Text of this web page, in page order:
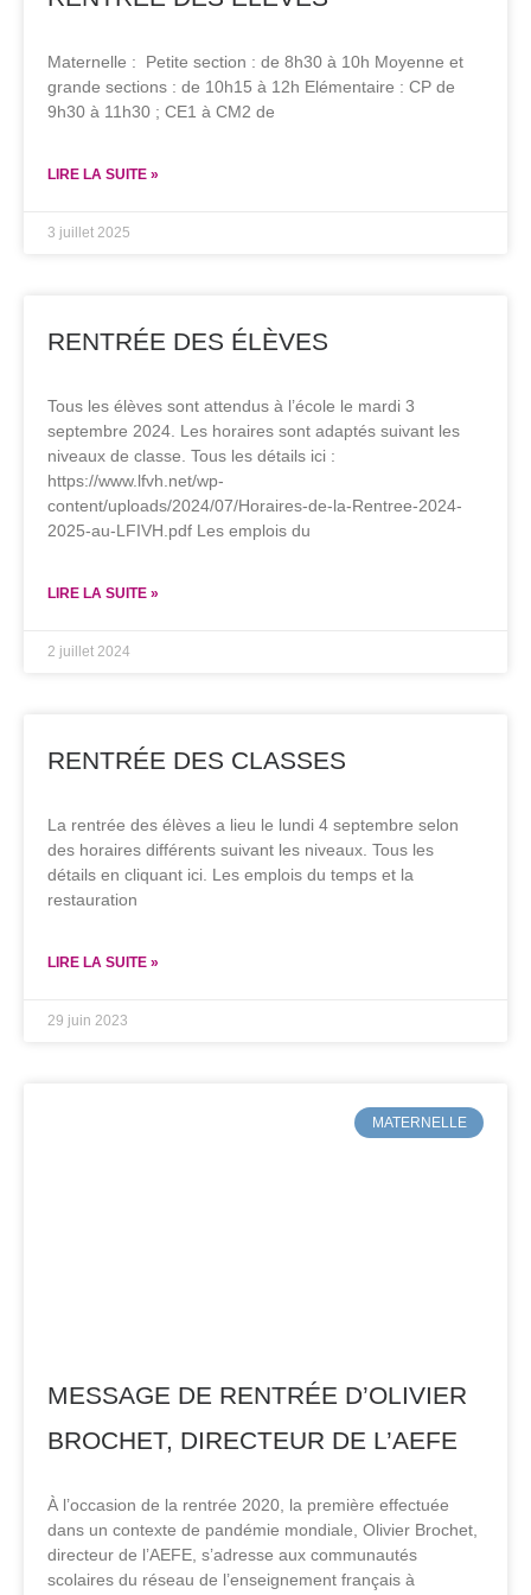
Maternelle : Petite section : de 8h30 à 10h Moyenne et
grande sections : de 10h15 à 12h Elémentaire : CP de
9h30 à 11h30 ; CE1 à CM2 de
LIRE LA SUITE »
3 juillet 2025
RENTRÉE DES ÉLÈVES
Tous les élèves sont attendus à l’école le mardi 3
septembre 2024. Les horaires sont adaptés suivant les
niveaux de classe. Tous les détails ici :
https://www.lfvh.net/wp-
content/uploads/2024/07/Horaires-de-la-Rentree-2024-
2025-au-LFIVH.pdf Les emplois du
LIRE LA SUITE »
2 juillet 2024
RENTRÉE DES CLASSES
La rentrée des élèves a lieu le lundi 4 septembre selon
des horaires différents suivant les niveaux. Tous les
détails en cliquant ici. Les emplois du temps et la
restauration
LIRE LA SUITE »
29 juin 2023
MATERNELLE
MESSAGE DE RENTRÉE D’OLIVIER
BROCHET, DIRECTEUR DE L’AEFE
À l’occasion de la rentrée 2020, la première effectuée
dans un contexte de pandémie mondiale, Olivier Brochet,
directeur de l’AEFE, s’adresse aux communautés
scolaires du réseau de l’enseignement français à